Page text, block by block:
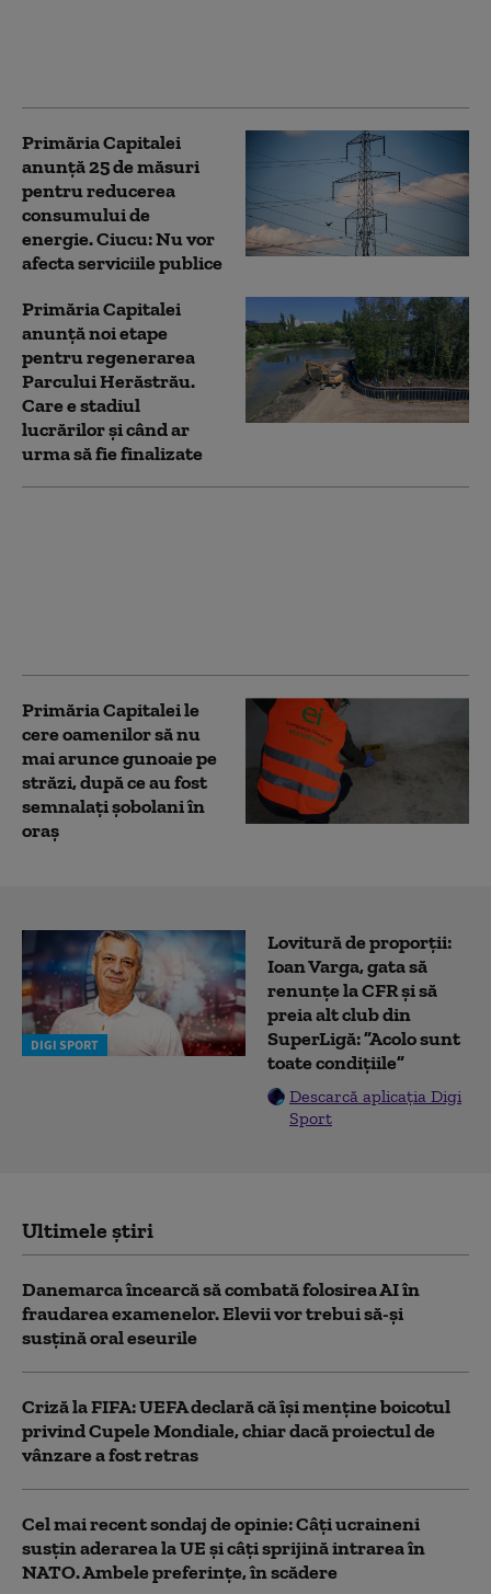
Primăria Capitalei
anunță 25 de măsuri
pentru reducerea
consumului de
energie. Ciucu: Nu vor
afecta serviciile publice
Primăria Capitalei
anunță noi etape
pentru regenerarea
Parcului Herăstrău.
Care e stadiul
lucrărilor și când ar
urma să fie finalizate
Primăria Capitalei le
cere oamenilor să nu
mai arunce gunoaie pe
străzi, după ce au fost
semnalați șobolani în
oraș
DIGI SPORT
Lovitură de proporții:
Ioan Varga, gata să
renunțe la CFR și să
preia alt club din
SuperLigă: ”Acolo sunt
toate condițiile”
Descarcă aplicația Digi
Sport
Ultimele știri
Danemarca încearcă să combată folosirea AI în
fraudarea examenelor. Elevii vor trebui să-şi
susţină oral eseurile
Criză la FIFA: UEFA declară că îşi menţine boicotul
privind Cupele Mondiale, chiar dacă proiectul de
vânzare a fost retras
Cel mai recent sondaj de opinie: Câți ucraineni
susțin aderarea la UE și câți sprijină intrarea în
NATO. Ambele preferințe, în scădere